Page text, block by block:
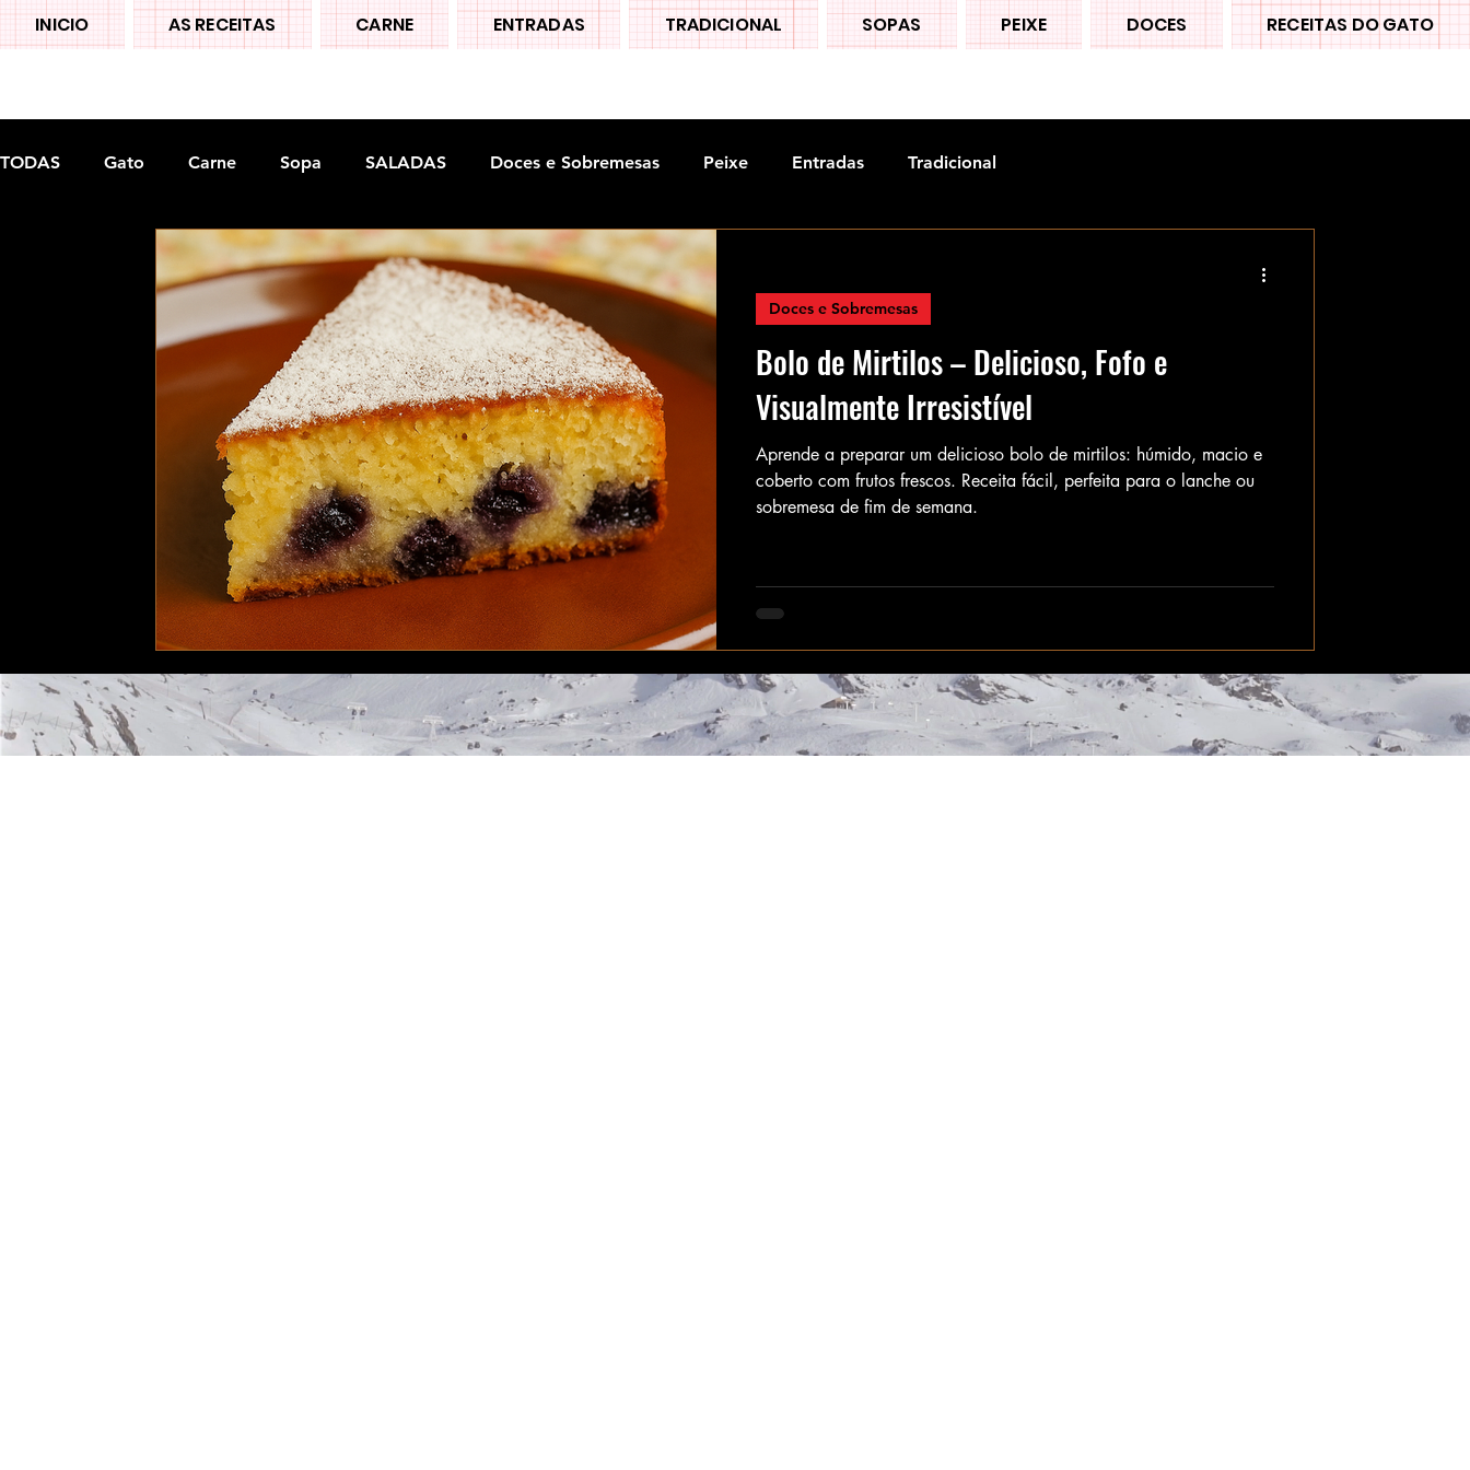
INICIO AS RECEITAS CARNE ENTRADAS TRADICIONAL SOPAS PEIXE DOCES RECEITAS DO GATO
TODAS Gato Carne Sopa SALADAS Doces e Sobremesas Peixe Entradas Tradicional
Doces tradiconais FRUTAS Legumes
Bolo de Mirtilos – Delicioso, Fofo e
Visualmente Irresistível
Aprende a preparar um delicioso bolo de mirtilos: húmido, macio e
coberto com frutos frescos. Receita fácil, perfeita para o lanche ou
sobremesa de fim de semana.
Doces e Sobremesas